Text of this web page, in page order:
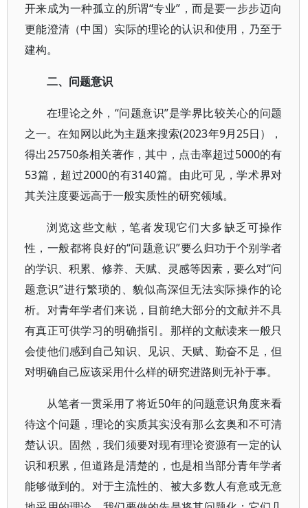
开来成为一种孤立的所谓“专业”，而是要一步步迈向
更能澄清（中国）实际的理论的认识和使用，乃至于
建构。
二、问题意识
在理论之外，“问题意识”是学界比较关心的问题
之一。在知网以此为主题来搜索(2023年9月25日），
得出25750条相关著作，其中，点击率超过5000的有
53篇，超过2000的有3140篇。由此可见，学术界对
其关注度要远高于一般实质性的研究领域。
浏览这些文献，笔者发现它们大多缺乏可操作
性，一般都将良好的“问题意识”要么归功于个别学者
的学识、积累、修养、天赋、灵感等因素，要么对“问
题意识”进行繁琐的、貌似高深但无法实际操作的论
析。对青年学者们来说，目前绝大部分的文献并不具
有真正可供学习的明确指引。那样的文献读来一般只
会使他们感到自己知识、见识、天赋、勤奋不足，但
对明确自己应该采用什么样的研究进路则无补于事。
从笔者一贯采用了将近50年的问题意识角度来看
待这个问题，理论的实质其实没有那么玄奥和不可清
楚认识。固然，我们须要对现有理论资源有一定的认
识和积累，但道路是清楚的，也是相当部分青年学者
能够做到的。对于主流性的、被大多数人有意或无意